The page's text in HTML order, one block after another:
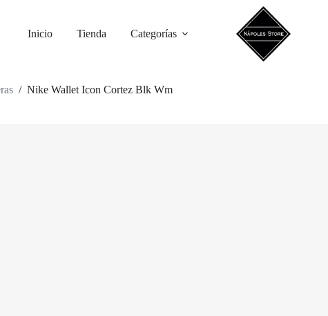
Inicio Tienda Categorías
/ Nike Wallet Icon Cortez Blk Wm